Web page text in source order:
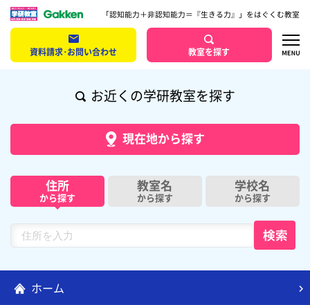
「認知能力＋非認知能力＝『生きる力』」をはぐくむ教室
資料請求･お問い合わせ 教室を探す
お近くの学研教室を探す
現在地から探す
住所
から探す
教室名
から探す
学校名
から探す
ホーム